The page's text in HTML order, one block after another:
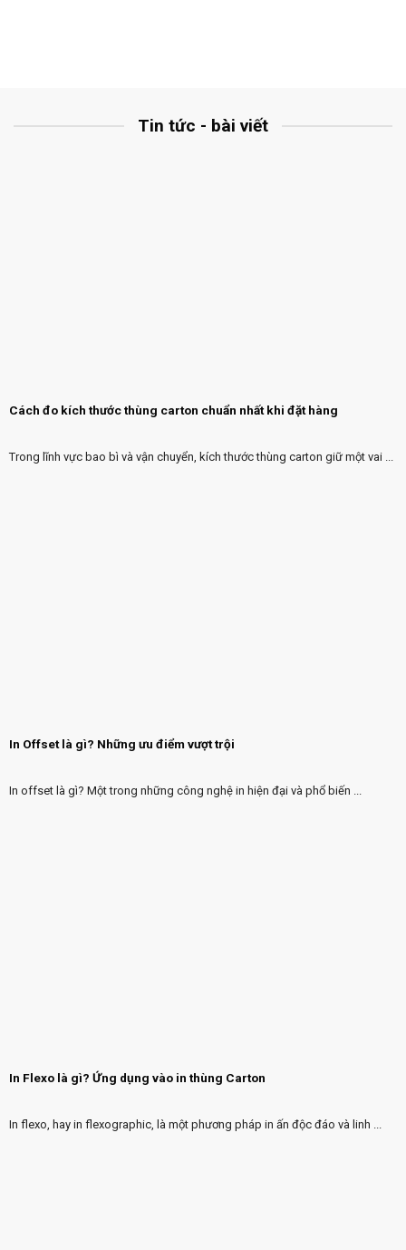
Tin tức - bài viết
Cách đo kích thước thùng carton chuẩn nhất khi đặt hàng
Trong lĩnh vực bao bì và vận chuyển, kích thước thùng carton giữ một vai ...
In Offset là gì? Những ưu điểm vượt trội
In offset là gì? Một trong những công nghệ in hiện đại và phổ biến ...
In Flexo là gì? Ứng dụng vào in thùng Carton
In flexo, hay in flexographic, là một phương pháp in ấn độc đáo và linh ...